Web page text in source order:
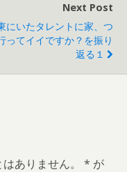
Next Post
にいたタレントに家、つ
ってイイですか？を振り
返る１
ありません。 * が